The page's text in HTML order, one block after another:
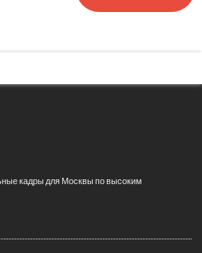
кадры для Москвы по высоким